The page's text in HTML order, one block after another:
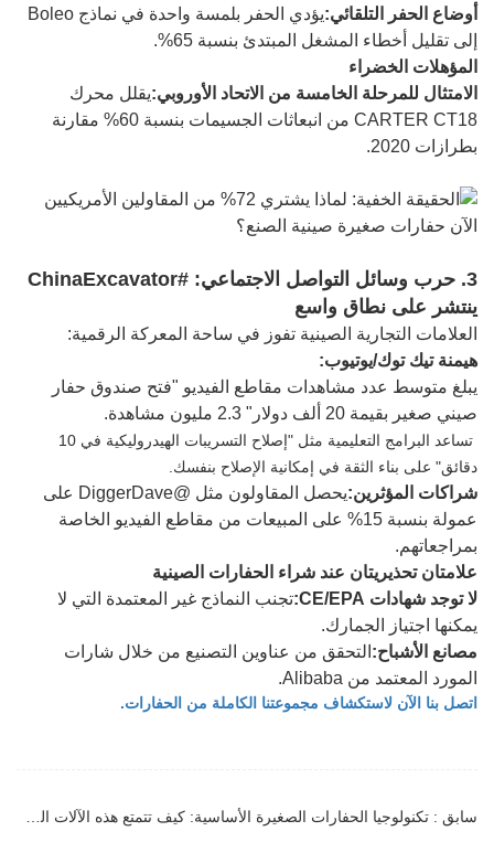
أوضاع الحفر التلقائي:
يؤدي الحفر بلمسة واحدة في نماذج Boleo
إلى تقليل أخطاء المشغل المبتدئ بنسبة 65%.
المؤهلات الخضراء
الامتثال للمرحلة الخامسة من الاتحاد الأوروبي:يقلل محرك
CARTER CT18 من انبعاثات الجسيمات بنسبة 60% مقارنة
بطرازات 2020.
3. حرب وسائل التواصل الاجتماعي: #ChinaExcavator
ينتشر على نطاق واسع
العلامات التجارية الصينية تفوز في ساحة المعركة الرقمية:
هيمنة تيك توك/يوتيوب:
يبلغ متوسط ​​عدد مشاهدات مقاطع الفيديو "فتح صندوق حفار
صيني صغير بقيمة 20 ألف دولار" 2.3 مليون مشاهدة.
تساعد البرامج التعليمية مثل "إصلاح التسريبات الهيدروليكية في 10
دقائق" على بناء الثقة في إمكانية الإصلاح بنفسك.
شراكات المؤثرين:
يحصل المقاولون مثل @DiggerDave على
عمولة بنسبة 15% على المبيعات من مقاطع الفيديو الخاصة
بمراجعاتهم.
علامتان تحذيريتان عند شراء الحفارات الصينية
لا توجد شهادات CE/EPA:
تجنب النماذج غير المعتمدة التي لا
يمكنها اجتياز الجمارك.
مصانع الأشباح: التحقق من عناوين التصنيع من خلال شارات
المورد المعتمد من Alibaba.
اتصل بنا الآن لاستكشاف مجموعتنا الكاملة من الحفارات.
سابق : تكنولوجيا الحفارات الصغيرة الأساسية: كيف تتمتع هذه الآلات الصغيرة بمثل هذه القوة الكبيرة؟